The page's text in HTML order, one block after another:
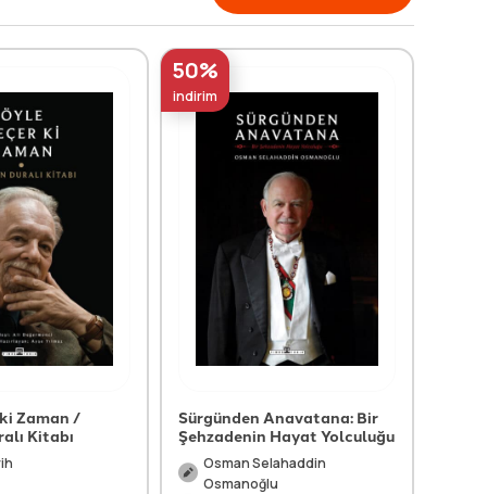
Zaman /
Kitabı
50%
indirim
Sürgünden Anavatana: Bir
Şehzadenin Hayat Yolculuğu
Osman Selahaddin
Osmanoğlu